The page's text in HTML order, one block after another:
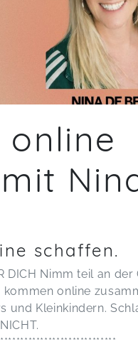
online
schaffen.
DICH Nimm teil an der
kommen online
und Kleinkindern.